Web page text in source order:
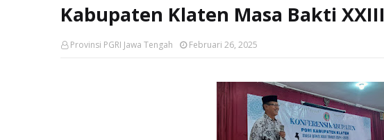
Kabupaten Klaten Masa Bakti XXIII
Provinsi PGRI Jawa Tengah Februari 26, 2025